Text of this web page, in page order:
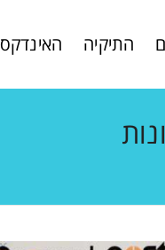
התיקיה האינדקס